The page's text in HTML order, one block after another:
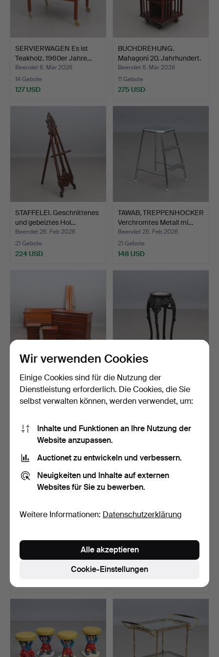
SERVIERWAGEN Es ist
Teakholz. 1960er Jahre…
Beendet 6. Mär 2026
14 Gebote
127 USD
BUCHDREHUNG.
Mahagoni 20. Jahrhundert.
Unm…
Beendet 6. Mär 2026
11 Gebote
275 USD
STAFFELEI. Geschnittenes
und gebeiztes Hol…
Beendet 26. Feb 2026
21 Gebote
224 USD
TAWAB, TREPPENHOCKER
Verchromtes Metall mi…
Beendet 25. Feb 2026
21 Gebote
148 USD
SCHLAFZIMMERMÖBEL,
VIERTEILIG. Kirsche Ita…
Beendet 24. Feb 2026
PODEST. Geschnittenes
und bemaltes Holz mi…
Beendet 21. Feb 2026
PODESTE, EIN PAAR.
marmor Anfang des 20. J…
Beendet 19. Feb 2026
GAD, BANK MIT
SCHUBLADEN. Eiche mit
lederb…
Beendet 19. Feb 2026
11 Gebote
Wir verwenden Cookies
Einige Cookies sind für die Nutzung der
Dienstleistung erforderlich. Die Cookies, die Sie
selbst verwalten können, werden verwendet, um:
Inhalte und Funktionen an Ihre Nutzung der
Website anzupassen.
Auctionet zu entwickeln und verbessern.
Neuigkeiten und Inhalte auf externen
Websites für Sie zu bewerben.
Weitere Informationen: Datenschutzerklärung
Cookie-Einstellungen
Alle akzeptieren